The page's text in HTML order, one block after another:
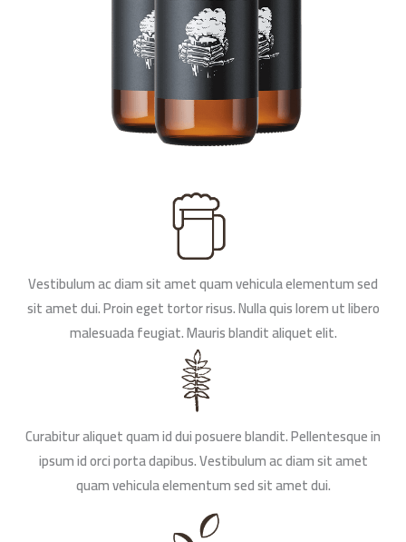
Vestibulum ac diam sit amet quam vehicula elementum sed
sit amet dui. Proin eget tortor risus. Nulla quis lorem ut libero
malesuada feugiat. Mauris blandit aliquet elit.
Curabitur aliquet quam id dui posuere blandit. Pellentesque in
ipsum id orci porta dapibus. Vestibulum ac diam sit amet
quam vehicula elementum sed sit amet dui.